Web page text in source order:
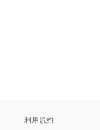
利用規約